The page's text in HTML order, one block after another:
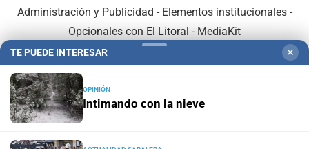
Administración y Publicidad - Elementos institucionales-
Opcionales con El Litoral - MediaKit
TE PUEDE INTERESAR ✕
OPINIÓN
Intimando con la nieve